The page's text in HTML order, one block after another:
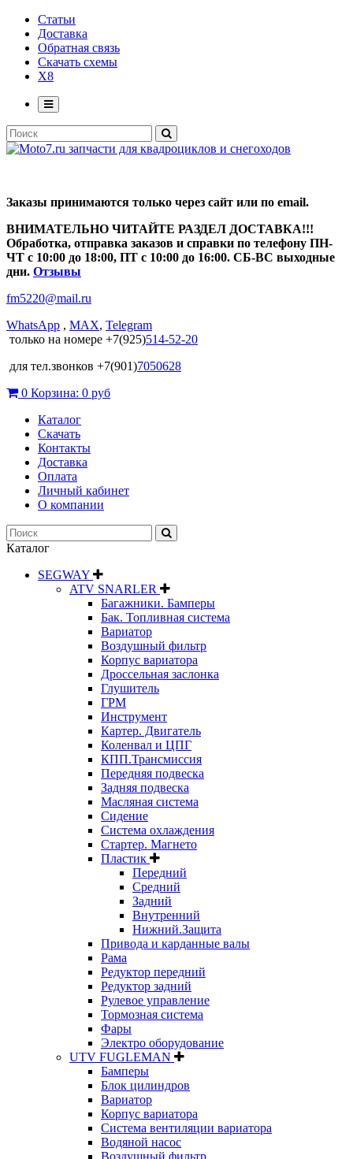
Статьи
Доставка
Обратная связь
Скачать схемы
X8
Заказы принимаются только через сайт или по email.
ВНИМАТЕЛЬНО ЧИТАЙТЕ РАЗДЕЛ ДОСТАВКА!!!
Обработка, отправка заказов и справки по телефону ПН-
ЧТ с 10:00 до 18:00, ПТ с 10:00 до 16:00. СБ-ВС выходные
дни. Отзывы
fm5220@mail.ru
WhatsApp , MAX, Telegram
только на номере +7(925)514-52-20
для тел.звонков +7(901)7050628
0 Корзина: 0 руб
Каталог
Скачать
Контакты
Доставка
Оплата
Личный кабинет
О компании
Каталог
SEGWAY
ATV SNARLER
Багажники. Бамперы
Бак. Топливная система
Вариатор
Воздушный фильтр
Корпус вариатора
Дроссельная заслонка
Глушитель
ГРМ
Инструмент
Картер. Двигатель
Коленвал и ЦПГ
КПП.Трансмиссия
Передняя подвеска
Задняя подвеска
Масляная система
Сидение
Система охлаждения
Стартер. Магнето
Пластик
Передний
Средний
Задний
Внутренний
Нижний.Защита
Привода и карданные валы
Рама
Редуктор передний
Редуктор задний
Рулевое управление
Тормозная система
Фары
Электро оборудование
UTV FUGLEMAN
Бамперы
Блок цилиндров
Вариатор
Корпус вариатора
Система вентиляции вариатора
Водяной насос
Воздушный фильтр